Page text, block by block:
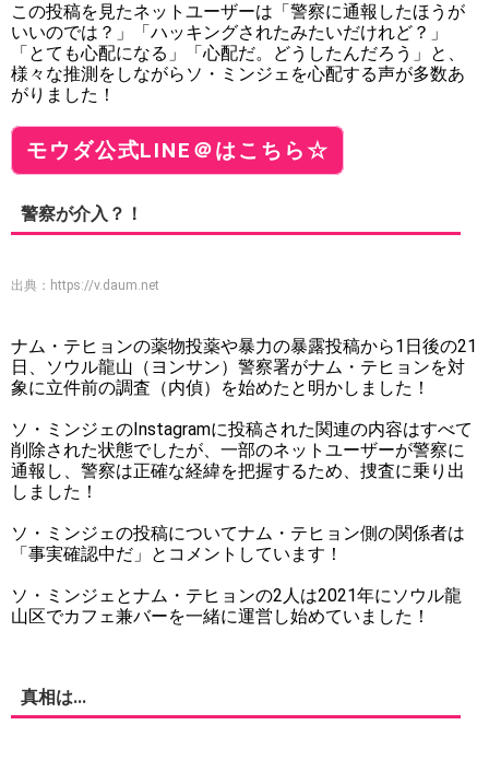
この投稿を見たネットユーザーは「警察に通報したほうが
いいのでは？」「ハッキングされたみたいだけれど？」
「とても心配になる」「心配だ。どうしたんだろう」と、
様々な推測をしながらソ・ミンジェを心配する声が多数あ
がりました！
モウダ公式LINE＠はこちら☆
警察が介入？！
出典： https://v.daum.net
ナム・テヒョンの薬物投薬や暴力の暴露投稿から1日後の21
日、ソウル龍山（ヨンサン）警察署がナム・テヒョンを対
象に立件前の調査（内偵）を始めたと明かしました！
ソ・ミンジェのInstagramに投稿された関連の内容はすべて
削除された状態でしたが、一部のネットユーザーが警察に
通報し、警察は正確な経緯を把握するため、捜査に乗り出
しました！
ソ・ミンジェの投稿についてナム・テヒョン側の関係者は
「事実確認中だ」とコメントしています！
ソ・ミンジェとナム・テヒョンの2人は2021年にソウル龍
山区でカフェ兼バーを一緒に運営し始めていました！
真相は...